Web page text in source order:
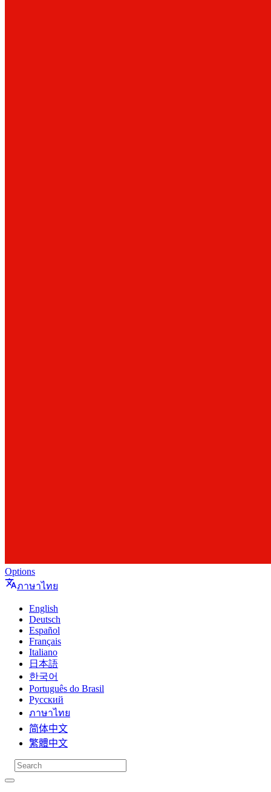
Options
ภาษาไทย
English
Deutsch
Español
Français
Italiano
日本語
한국어
Português do Brasil
Русский
ภาษาไทย
简体中文
繁體中文